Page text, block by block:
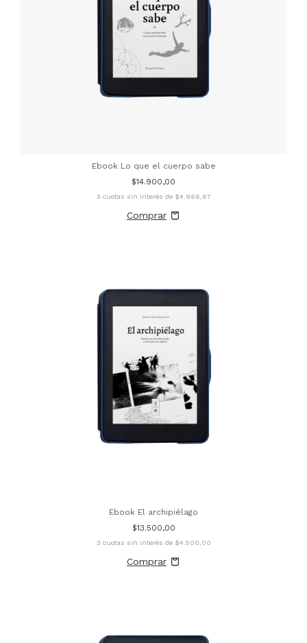
Ebook Lo que el cuerpo sabe
$14.900,00
3 cuotas sin interés de $4.966,67
Ebook El archipiélago
$13.500,00
3 cuotas sin interés de $4.500,00